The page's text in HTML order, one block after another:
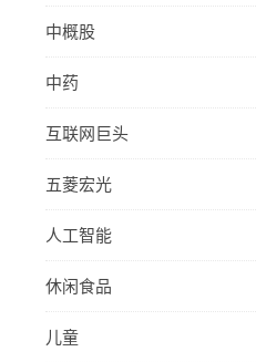
中概股
中药
互联网巨头
五菱宏光
人工智能
休闲食品
儿童